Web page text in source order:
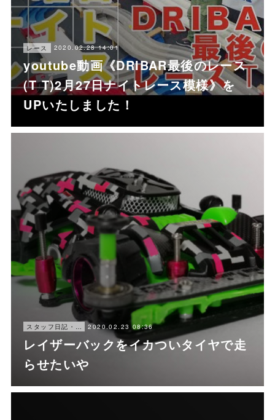
レース 2020.02.28 14:01
youtube動画《DRIBAR最後のレース
(T T)2月27日ナイトレース模様》を
UPいたしました！
スタッフ日記・にゃ〜 2020.02.23 08:36
レイザーバックをイカついタイヤで走
らせたいや